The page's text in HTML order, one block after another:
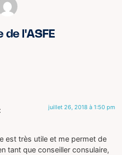
de l'ASFE
juillet 26, 2018 à 1:50 pm
est très utile et me permet de
tant que conseiller consulaire,